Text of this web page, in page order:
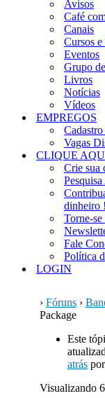
Avisos
Café
Canais
Cursos
Eventos
Grupo
Livros
Notícias
Vídeos
EMPREGOS
Vagas
CLIQUE
Crie sua
dinheiro
Torne-
Fale
Política
LOGIN
› Fóruns ›
Package
Este
atráspor
Visualizando